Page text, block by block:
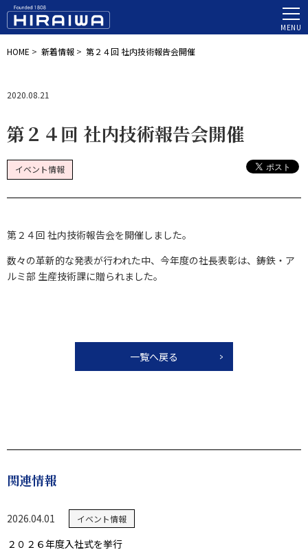
MENU
HOME > 新着情報 > 第２４回 社内技術報告会開催
2020.08.21
第２４回 社内技術報告会開催
イベント情報
第２４回 社内技術報告会を開催しました。
数々の革新的な発表が行われた中、今年度の社長表彰は、鋳鉄・ア
ルミ部 生産技術課に贈られました。
一覧へ戻る
関連情報
2026.04.01 イベント情報
２０２６年度入社式を挙行